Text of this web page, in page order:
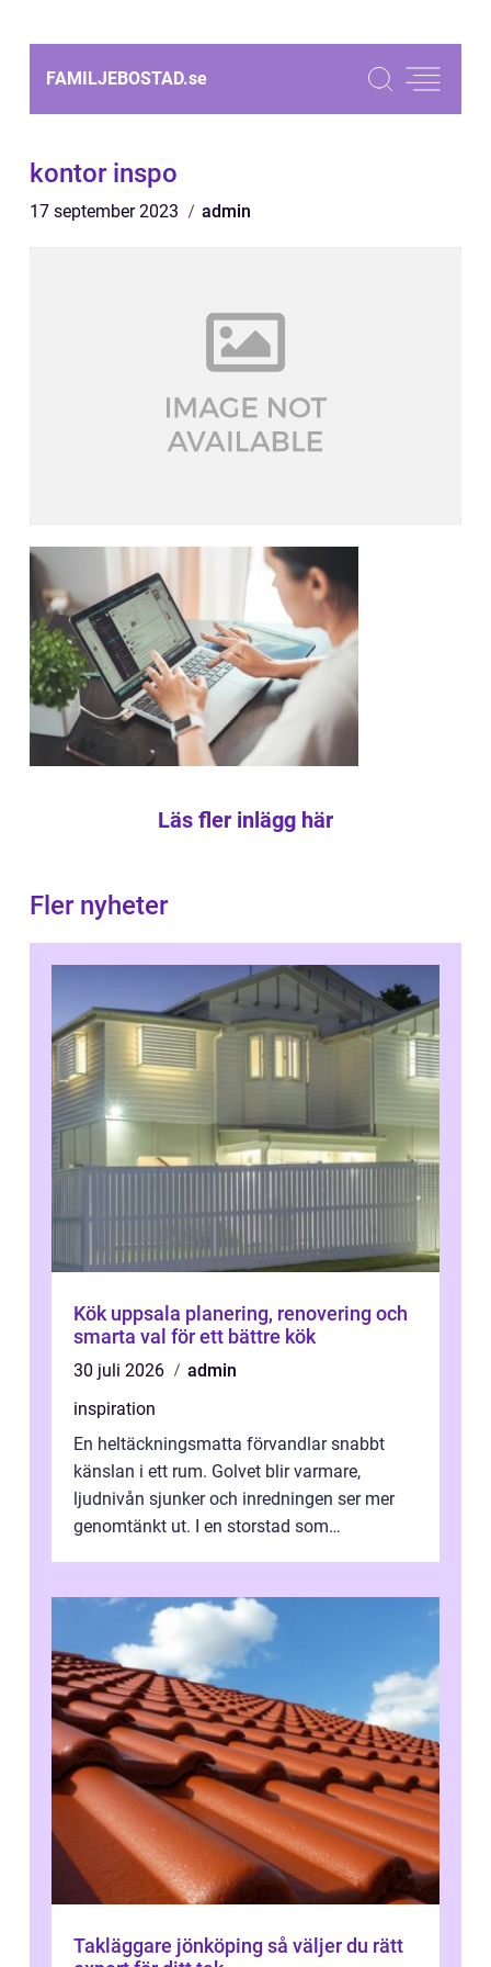
FAMILJEBOSTAD.se
kontor inspo
17 september 2023 admin
Läs fler inlägg här
Fler nyheter
Kök uppsala planering, renovering och
smarta val för ett bättre kök
30 juli 2026
admin
inspiration
En heltäckningsmatta förvandlar snabbt
känslan i ett rum. Golvet blir varmare,
ljudnivån sjunker och inredningen ser mer
genomtänkt ut. I en storstad som
Takläggare jönköping så väljer du rätt